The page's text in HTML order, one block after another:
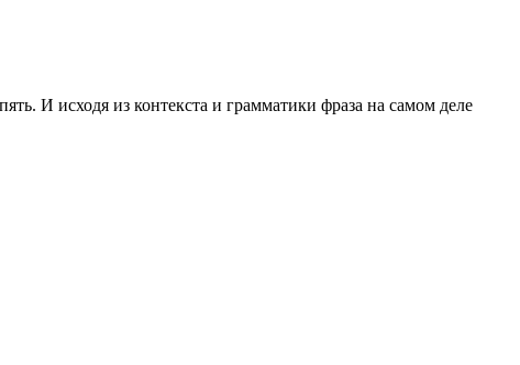
И исходя из контекста и грамматики фраза на самом деле